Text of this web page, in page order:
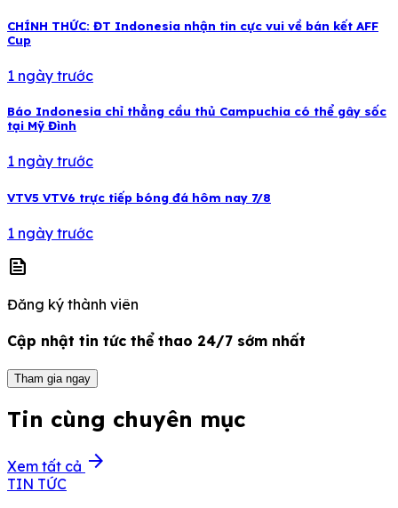
CHÍNH THỨC: ĐT Indonesia nhận tin cực vui về bán kết AFF
Cup
1 ngày trước
Báo Indonesia chỉ thẳng cầu thủ Campuchia có thể gây sốc
tại Mỹ Đình
1 ngày trước
VTV5 VTV6 trực tiếp bóng đá hôm nay 7/8
1 ngày trước
news
Đăng ký thành viên
Cập nhật tin tức thể thao 24/7 sớm nhất
Tham gia ngay
Tin cùng chuyên mục
Xem tất cả arrow_forward
TIN TỨC